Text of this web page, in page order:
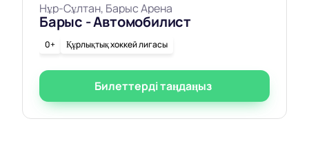
Нұр-Сұлтан, Барыс Арена
Барыс - Автомобилист
0+ Құрлықтық хоккей лигасы
Билеттерді таңдаңыз